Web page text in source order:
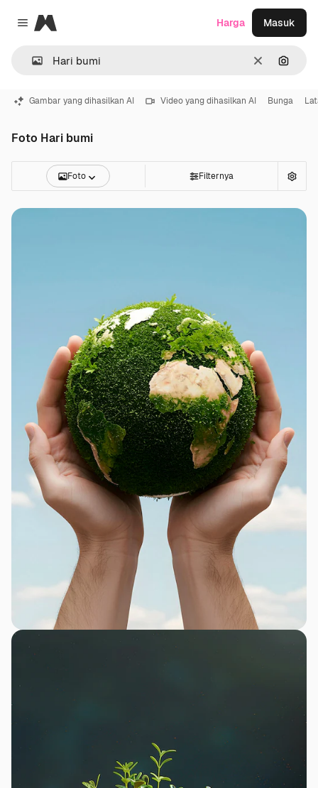
Close menu
Magnific
Jernih
Harga Masuk
Gambar yang dihasilkan AI Video yang dihasilkan AI Bunga
Foto Hari bumi
Foto Filternya